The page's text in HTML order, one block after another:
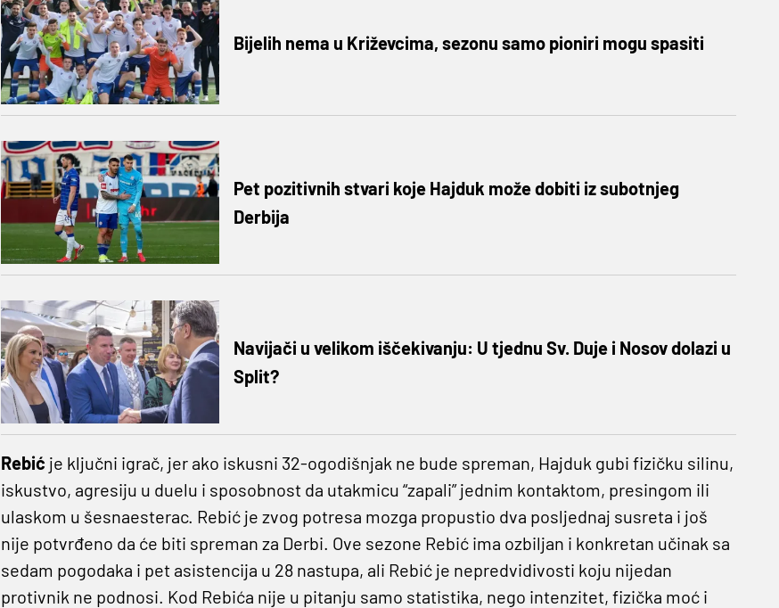
Bijelih nema u Križevcima, sezonu samo pioniri mogu spasiti
Pet pozitivnih stvari koje Hajduk može dobiti iz subotnjeg
Derbija
Navijači u velikom iščekivanju: U tjednu Sv. Duje i Nosov dolazi u
Split?
Rebić je ključni igrač, jer ako iskusni 32-ogodišnjak ne bude spreman, Hajduk gubi fizičku silinu,
iskustvo, agresiju u duelu i sposobnost da utakmicu “zapali” jednim kontaktom, presingom ili
ulaskom u šesnaesterac. Rebić je zvog potresa mozga propustio dva posljednaj susreta i još
nije potvrđeno da će biti spreman za Derbi. Ove sezone Rebić ima ozbiljan i konkretan učinak sa
sedam pogodaka i pet asistencija u 28 nastupa, ali Rebić je nepredvidivosti koju nijedan
protivnik ne podnosi. Kod Rebića nije u pitanju samo statistika, nego intenzitet, fizička moć i